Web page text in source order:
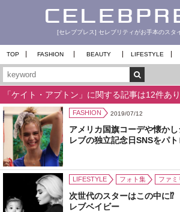
[セレブプレス] セレブリティがお手本のスタ
TOP FASHION BEAUTY LIFESTYLE
「ケイト・アプトン」に関する記事は12件あ
FASHION 2019/07/12
アメリカ国旗コーデや懐か
レブの独立記念日SNSをパト
LIFESTYLE フォト集 ファミ
次世代のスターはこの中に
レブベイビー